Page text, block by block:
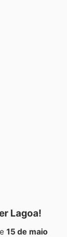
Lagoa!
15 de maio